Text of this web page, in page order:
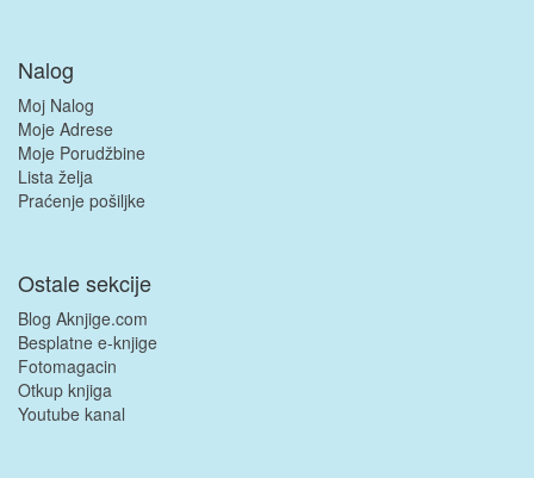
Nalog
Moj Nalog
Moje Adrese
Moje Porudžbine
Lista želja
Praćenje pošiljke
Ostale sekcije
Blog Aknjige.com
Besplatne e-knjige
Fotomagacin
Otkup knjiga
Youtube kanal